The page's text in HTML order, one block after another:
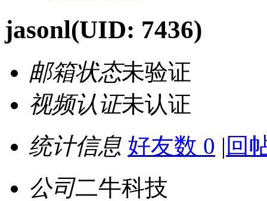
jasonl(UID: 7436)
邮箱状态未验证
视频认证未认证
统计信息 好友数 0 | 回
公司二牛科技